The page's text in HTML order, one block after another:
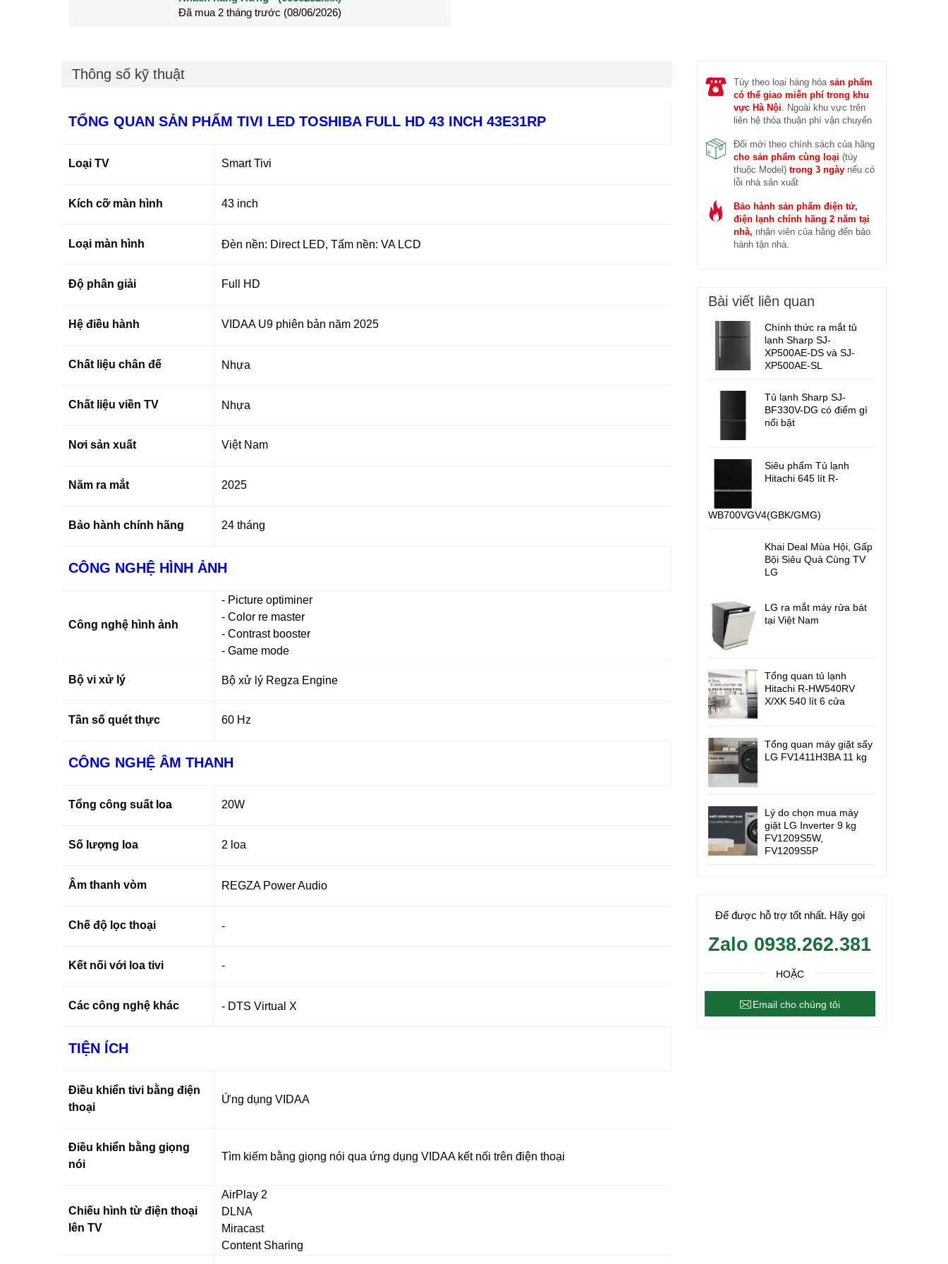
Đã mua 2 tháng trước (28/05/2026)
Đã mua 3 tháng trước (27/04/2026)
Thông số kỹ thuật
TỔNG QUAN SẢN PHẨM TIVI LED TOSHIBA FULL HD 43 INCH 43E31RP
Loại TV Smart Tivi
Kích cỡ màn hình 43 inch
Loại màn hình Đèn nền: Direct LED, Tấm nền: VA LCD
Độ phân giải Full HD
Hệ điều hành VIDAA U9 phiên bản năm 2025
Chất liệu chân đế Nhựa
Chất liệu viền TV Nhựa
Nơi sản xuất Việt Nam
Năm ra mắt 2025
Bảo hành chính hãng 24 tháng
CÔNG NGHỆ HÌNH ẢNH
Công nghệ hình ảnh
- Picture optiminer
- Color re master
- Contrast booster
- Game mode
Bộ vi xử lý Bộ xử lý Regza Engine
Tần số quét thực 60 Hz
CÔNG NGHỆ ÂM THANH
Tổng công suất loa 20W
Số lượng loa 2 loa
Âm thanh vòm REGZA Power Audio
Chế độ lọc thoại -
Kết nối với loa tivi -
Các công nghệ khác - DTS Virtual X
TIỆN ÍCH
Điều khiển tivi bằng điện
thoại
Ứng dụng VIDAA
Điều khiển bằng giọng
nói
Tìm kiếm bằng giọng nói qua ứng dụng VIDAA kết nối trên điện thoại
Chiếu hình từ điện thoại
lên TV
AirPlay 2
DLNA
Miracast
Content Sharing
Tùy theo loại hàng hóa sản phẩm
có thể giao miễn phí trong khu
vực Hà Nội . Ngoài khu vực trên
liên hệ thỏa thuận phí vận chuyển
Đổi mới theo chính sách của hãng
cho sản phẩm cùng loại (tùy
thuộc Model) trong 3 ngàynếu có
lỗi nhà sản xuất
Bảo hành sản phẩm điện tử,
điện lạnh chính hãng 2 năm tại
nhà, nhân viên của hãng đến bảo
hành tận nhà.
Bài viết liên quan
Chính thức ra mắt tủ
lạnh Sharp SJ-
XP500AE-DS và SJ-
XP500AE-SL
Tủ lạnh Sharp SJ-
BF330V-DG có điểm gì
nổi bật
Siêu phẩm Tủ lạnh
Hitachi 645 lít R-
WB700VGV4(GBK/GMG)
Khai Deal Mùa Hội, Gấp
Bội Siêu Quà Cùng TV
LG
LG ra mắt máy rửa bát
tại Việt Nam
Tổng quan tủ lạnh
Hitachi R-HW540RV
X/XK 540 lít 6 cửa
Tổng quan máy giặt sấy
LG FV1411H3BA 11 kg
Lý do chọn mua máy
giặt LG Inverter 9 kg
FV1209S5W,
FV1209S5P
Để được hỗ trợ tốt nhất. Hãy gọi
Zalo 0938.262.381
HOẶC
Email cho chúng tôi